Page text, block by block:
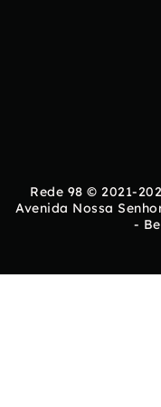
Rede 98 © 2021-
Avenida Nossa
-